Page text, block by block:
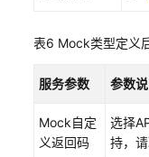
表6 Mock类型定义
服务参数 参数
Mock自定
义返回码
选择
持，